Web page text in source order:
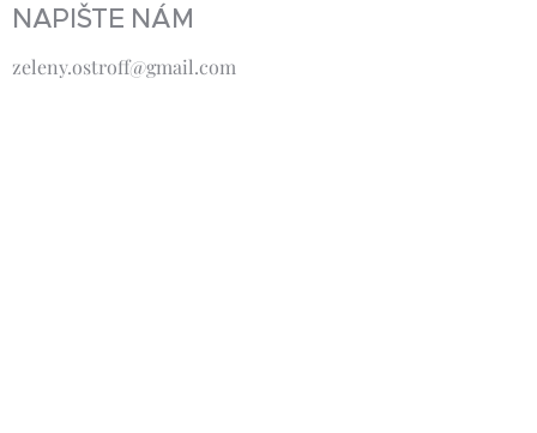
NAPIŠTE NÁM
zeleny.ostroff@gmail.com